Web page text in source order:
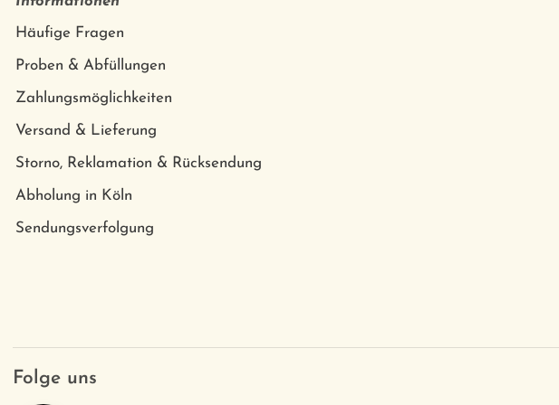
Häufige Fragen
Proben & Abfüllungen
Zahlungsmöglichkeiten
Versand & Lieferung
Storno, Reklamation & Rücksendung
Abholung in Köln
Sendungsverfolgung
Folge uns